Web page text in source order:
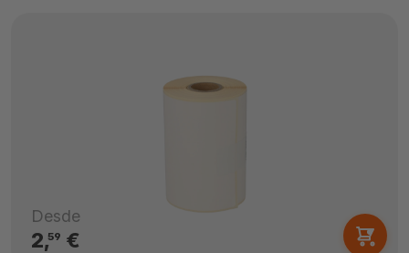
Desde
2,59 €